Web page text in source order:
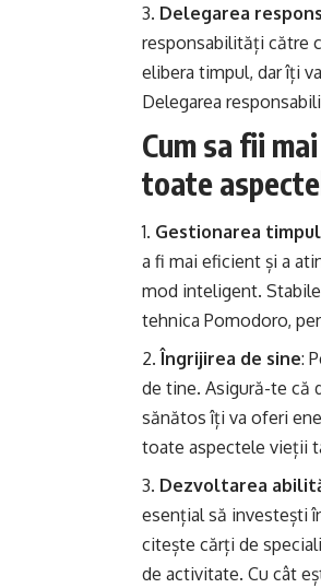
Delegarea
responsabilități către
elibera timpul, dar îți
Delegarea
Cum sa fii
toate
Gestionarea
a fi mai eficient și a
mod inteligent.
tehnica Pomodoro,
Îngrijirea de sine:
de tine. Asigură-te că
sănătos îți va oferi
toate aspectele vieții
Dezvoltarea
esențial să investești
citește cărți de
de activitate. Cu cât